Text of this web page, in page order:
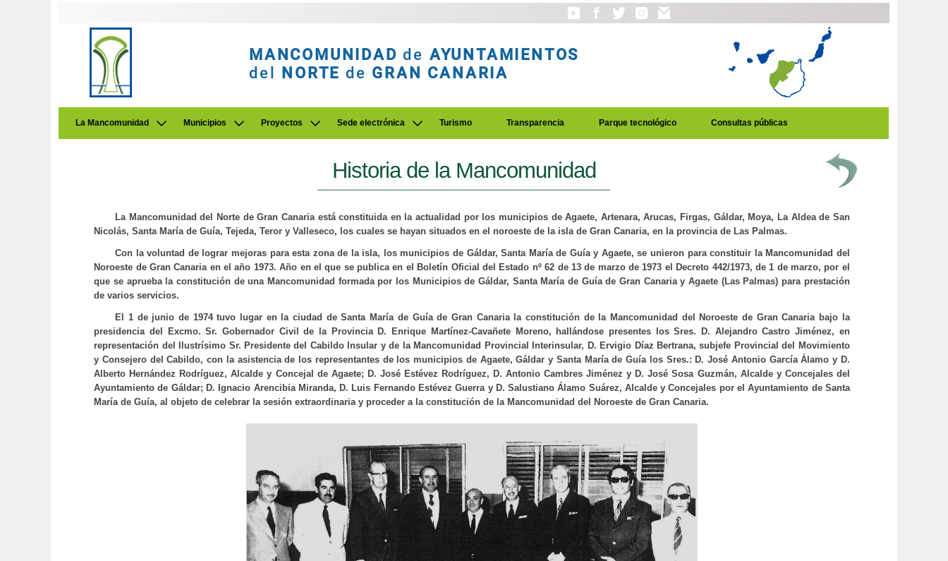
MANCOMUNIDAD de AYUNTAMIENTOS
del NORTE de GRAN CANARIA
La Mancomunidad Municipios Proyectos Sede electrónica Turismo Transparencia Parque tecnológico Consultas públicas
Historia de la Mancomunidad
La Mancomunidad del Norte de Gran Canaria está constituida en la actualidad por los municipios de Agaete, Artenara, Arucas, Firgas, Gáldar, Moya, La Aldea de San
Nicolás, Santa María de Guía, Tejeda, Teror y Valleseco, los cuales se hayan situados en el noroeste de la isla de Gran Canaria, en la provincia de Las Palmas.
Con la voluntad de lograr mejoras para esta zona de la isla, los municipios de Gáldar, Santa María de Guía y Agaete, se unieron para constituir la Mancomunidad del
Noroeste de Gran Canaria en el año 1973. Año en el que se publica en el Boletín Oficial del Estado nº 62 de 13 de marzo de 1973 el Decreto 442/1973, de 1 de marzo, por el
que se aprueba la constitución de una Mancomunidad formada por los Municipios de Gáldar, Santa María de Guía de Gran Canaria y Agaete (Las Palmas) para prestación
de varios servicios.
El 1 de junio de 1974 tuvo lugar en la ciudad de Santa María de Guía de Gran Canaria la constitución de la Mancomunidad del Noroeste de Gran Canaria bajo la
presidencia del Excmo. Sr. Gobernador Civil de la Provincia D. Enrique Martínez-Cavañete Moreno, hallándose presentes los Sres. D. Alejandro Castro Jiménez, en
representación del Ilustrísimo Sr. Presidente del Cabildo Insular y de la Mancomunidad Provincial Interinsular, D. Ervigio Díaz Bertrana, subjefe Provincial del Movimiento
y Consejero del Cabildo, con la asistencia de los representantes de los municipios de Agaete, Gáldar y Santa María de Guía los Sres.: D. José Antonio García Álamo y D.
Alberto Hernández Rodríguez, Alcalde y Concejal de Agaete; D. José Estévez Rodríguez, D. Antonio Cambres Jiménez y D. José Sosa Guzmán, Alcalde y Concejales del
Ayuntamiento de Gáldar; D. Ignacio Arencibia Miranda, D. Luis Fernando Estévez Guerra y D. Salustiano Álamo Suárez, Alcalde y Concejales por el Ayuntamiento de Santa
María de Guía, al objeto de celebrar la sesión extraordinaria y proceder a la constitución de la Mancomunidad del Noroeste de Gran Canaria.